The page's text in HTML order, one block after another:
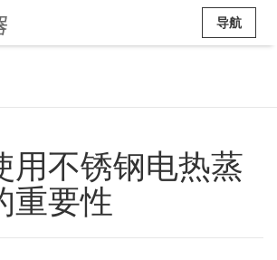
导航
用不锈钢电热蒸
重要性